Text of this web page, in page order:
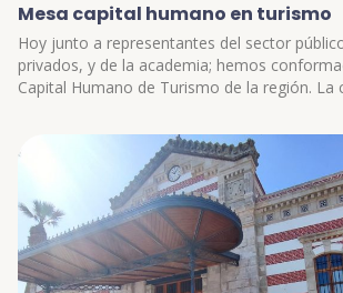
Mesa capital humano en turismo
Hoy junto a representantes del sector
privados, y de la academia; hemos
Capital Humano de Turismo de la región. La
donde se aporten distintas perspectivas e
participativa y con foco en fortalecer a los
trabajadores del sector #turismo.
https://www.instagram.com/p/Cz9isZKv3gx/